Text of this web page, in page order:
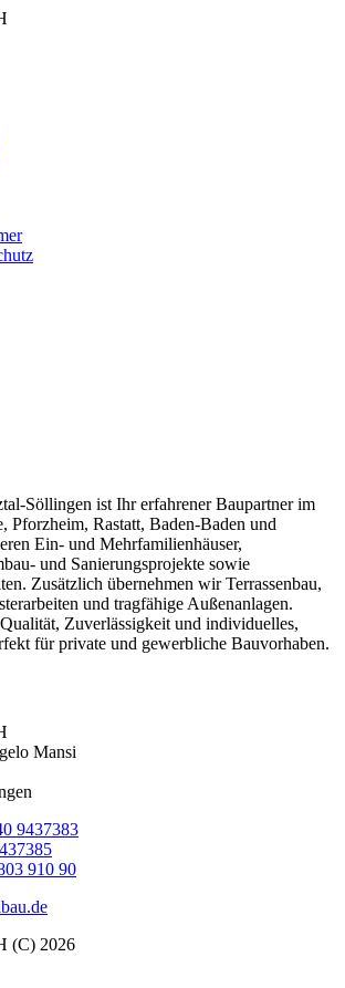
Söllingen ist Ihr erfahrener Baupartner im
Pforzheim, Rastatt, Baden-Baden und
Ein- und Mehrfamilienhäuser,
und Sanierungsprojekte sowie
Zusätzlich übernehmen wir Terrassenbau,
und tragfähige Außenanlagen.
Zuverlässigkeit und individuelles,
für private und gewerbliche Bauvorhaben.
Mansi
9437383
910 90
(C) 2026